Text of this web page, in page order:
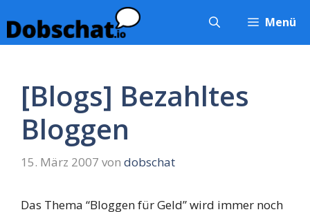
Inhalt
springen
Menü
[Blogs] Bezahltes
Bloggen
15. März 2007 von dobschat
Das Thema “Bloggen für Geld” wird immer noch